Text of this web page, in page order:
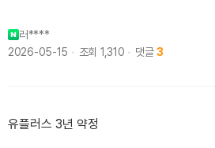
러****
2026-05-15
조회 1,310 댓글 3
유플러스 3년 약정